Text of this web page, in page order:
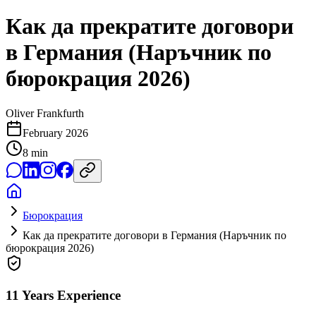
Как да прекратите договори
в Германия (Наръчник по
бюрокрация 2026)
Oliver Frankfurth
February 2026
8 min
Бюрокрация
Как да прекратите договори в Германия (Наръчник по
бюрокрация 2026)
11 Years Experience